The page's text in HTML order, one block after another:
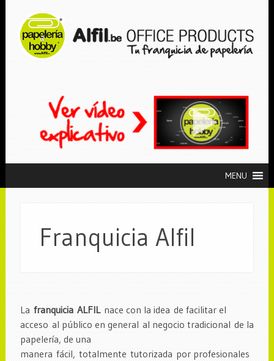
MENU
Franquicia Alfil
La franquicia ALFIL nace con la idea de facilitar el
acceso al público en general al negocio tradicional de la
papelería, de una
manera fácil, totalmente tutorizada por profesionales